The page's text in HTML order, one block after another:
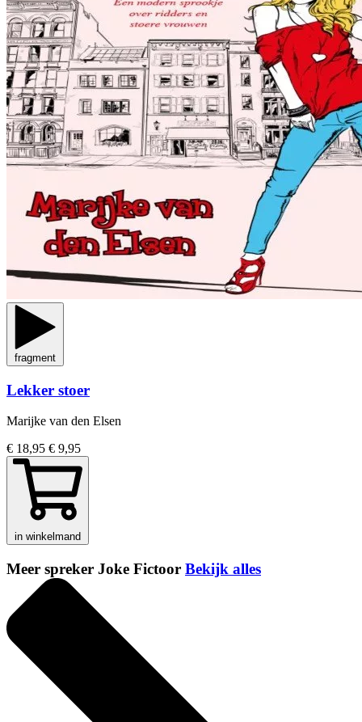
fragment
Lekker stoer
Marijke van den Elsen
€ 18,95 € 9,95
in winkelmand
Meer spreker Joke Fictoor Bekijk alles